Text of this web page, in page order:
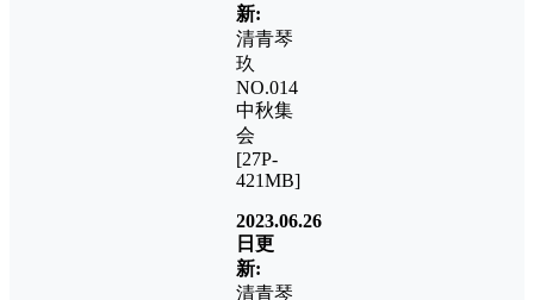
新:
清青琴
玖
NO.014
中秋集
会
[27P-
421MB]
2023.06.26
日更
新:
清青琴